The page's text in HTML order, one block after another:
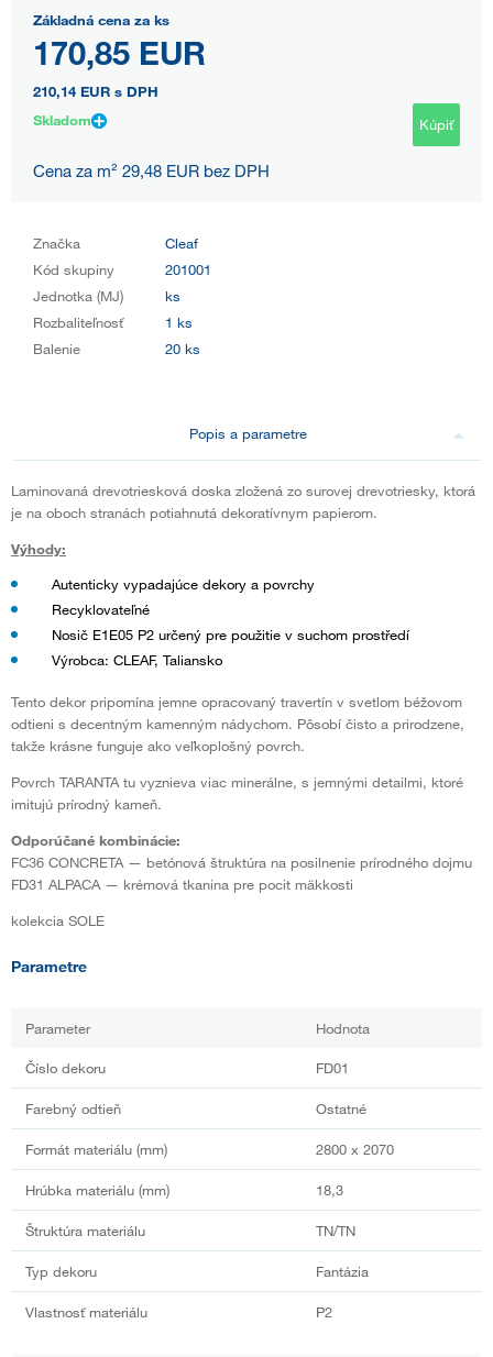
Základná cena za ks
170,85 EUR
210,14 EUR s DPH
Skladom
Kúpiť
Cena za m² 29,48 EUR bez DPH
Značka
Cleaf
Kód skupiny
201001
Jednotka (MJ)
ks
Rozbaliteľnosť
1 ks
Balenie
20 ks
Popis a parametre
Laminovaná drevotriesková doska zložená zo surovej drevotriesky, ktorá
je na oboch stranách potiahnutá dekoratívnym papierom.
Výhody:
Autenticky vypadajúce dekory a povrchy
Recyklovateľné
Nosič E1E05 P2 určený pre použitie v suchom prostředí
Výrobca: CLEAF, Taliansko
Tento dekor pripomína jemne opracovaný travertín v svetlom béžovom
odtieni s decentným kamenným nádychom. Pôsobí čisto a prirodzene,
takže krásne funguje ako veľkoplošný povrch.
Povrch TARANTA tu vyznieva viac minerálne, s jemnými detailmi, ktoré
imitujú prírodný kameň.
Odporúčané kombinácie:
FC36 CONCRETA — betónová štruktúra na posilnenie prírodného dojmu
FD31 ALPACA — krémová tkanina pre pocit mäkkosti
kolekcia SOLE
Parametre
Parameter Hodnota
Číslo dekoru FD01
Farebný odtieň Ostatné
Formát materiálu (mm) 2800 x 2070
Hrúbka materiálu (mm) 18,3
Štruktúra materiálu TN/TN
Typ dekoru Fantázia
Vlastnosť materiálu P2